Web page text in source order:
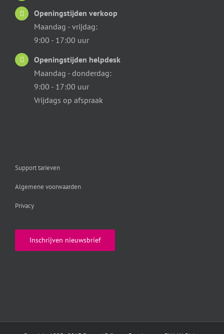
Openingstijden verkoop
Maandag - vrijdag:
9:00 - 17:00 uur
Openingstijden helpdesk
Maandag - donderdag:
9:00 - 17:00 uur
Vrijdags op afspraak
Support tarieven
Algemene voorwaarden
Privacy
Inschrijven nieuwsbrief